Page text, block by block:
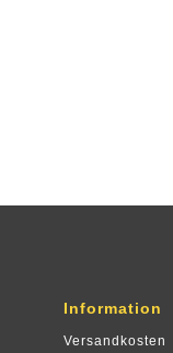
Information
Versandkosten